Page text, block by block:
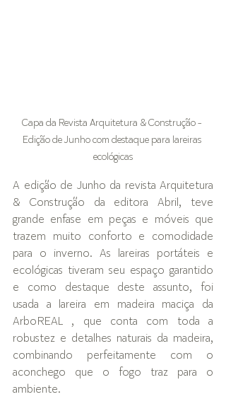
Capa da Revista Arquitetura & Construção -
Edição de Junho com destaque para lareiras
ecológicas
A edição de Junho da revista Arquitetura
& Construção da editora Abril, teve
grande enfase em peças e móveis que
trazem muito conforto e comodidade
para o inverno. As lareiras portáteis e
ecológicas tiveram seu espaço garantido
e como destaque deste assunto, foi
usada a lareira em madeira maciça da
ArboREAL , que conta com toda a
robustez e detalhes naturais da madeira,
combinando perfeitamente com o
aconchego que o fogo traz para o
ambiente.